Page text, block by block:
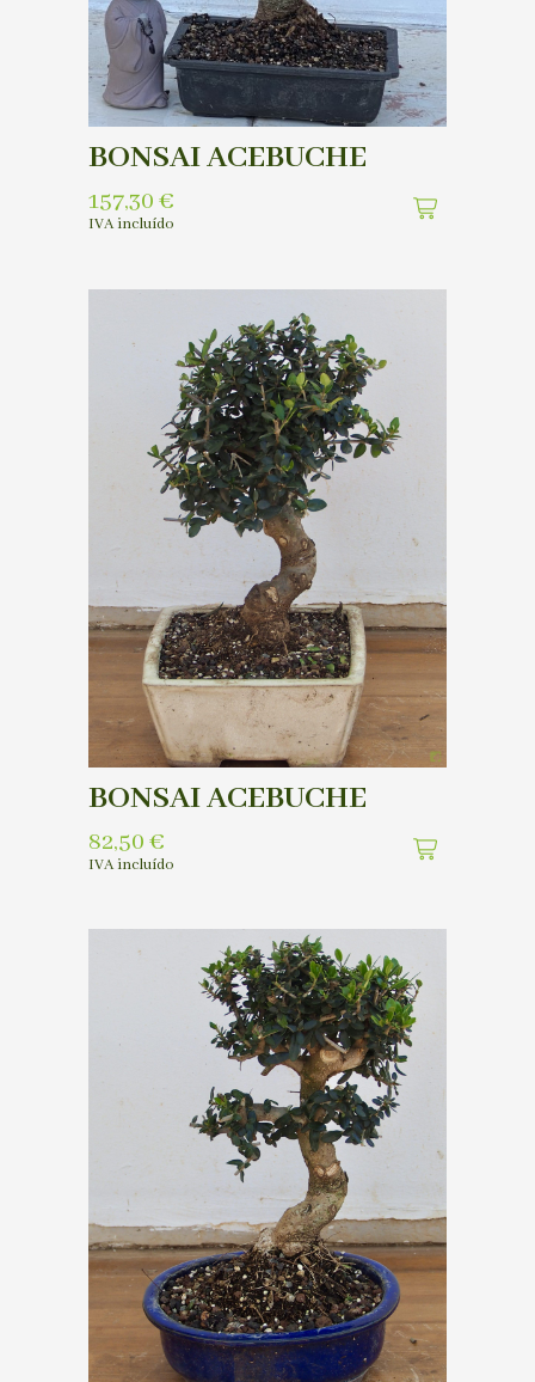
BONSAI ACEBUCHE
157,30 €
IVA incluído
BONSAI ACEBUCHE
82,50 €
IVA incluído